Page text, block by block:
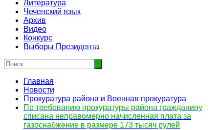
Литература
Чеченский язык
Архив
Видео
Конкурс
Выборы Президента
Главная
Новости
Прокуратура района и Военная прокуратура
По требованию прокуратуры района гражданину
списана неправомерно начисленная плата за
газоснабжение в размере 173 тысяч рулей